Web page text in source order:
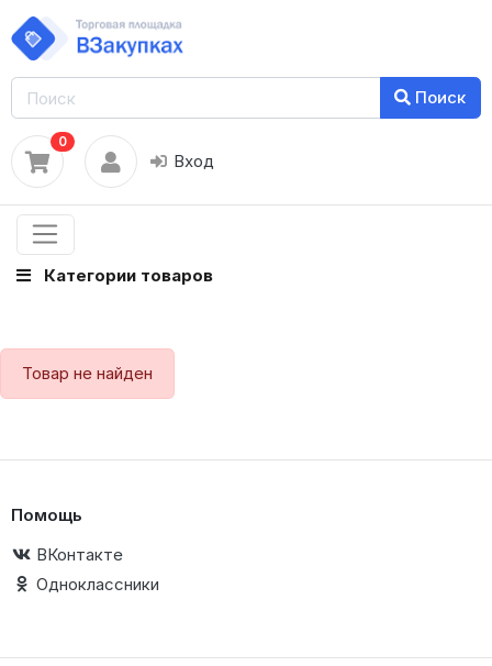
Поиск
0
Вход
Категории товаров
Товар не найден
Помощь
ВКонтакте
Одноклассники